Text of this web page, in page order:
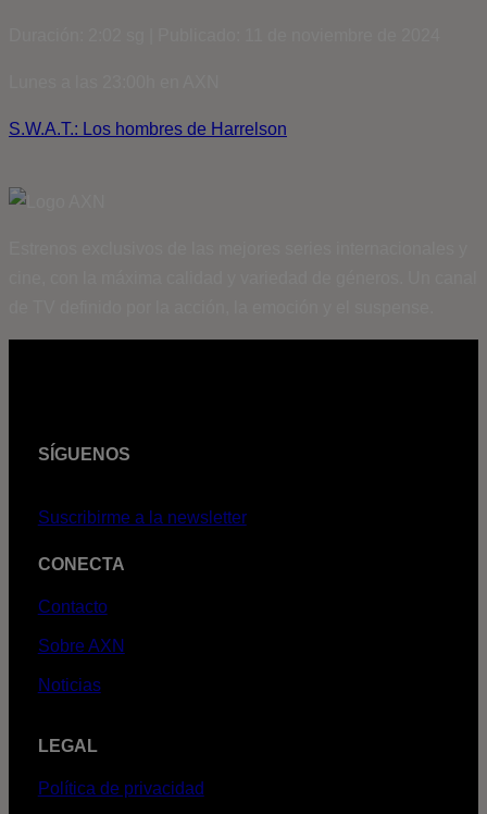
S.W.A.T.: Los hombres de Harrelson
SÍGUENOS
Suscribirme a la newsletter
CONECTA
Contacto
Sobre AXN
Noticias
LEGAL
Política de privacidad